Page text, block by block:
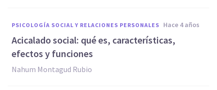
PSICOLOGÍA SOCIAL Y RELACIONES PERSONALES hace 4 años
Acicalado social: qué es, características,
efectos y funciones
Nahum Montagud Rubio